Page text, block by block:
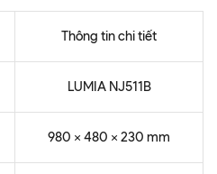
Thông tin chi tiết
LUMIA NJ511B
980 × 480 × 230 mm